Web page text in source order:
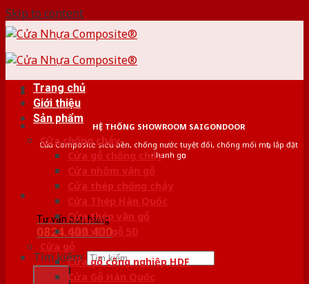
Skip to content
HỆ THỐNG SHOWROOM SAIGONDOOR
Cửa Composite siêu bền, chống nước tuyệt đối, chống mối mọt, lắp đặt
nhanh gọn
Tư vấn bán hàng
0824.400.400
Tìm kiếm:
Trang chủ
Giới thiệu
Sản phẩm
Cửa chống cháy
Cửa gỗ chống cháy
Cửa nhôm vân gỗ
Cửa thép chống cháy
Cửa Thép Hàn Quốc
Cửa thép vân gỗ
Cửa vân gỗ 5D
Cửa gỗ
Cửa gỗ công nghiệp HDF
Cửa Gỗ Hàn Quốc